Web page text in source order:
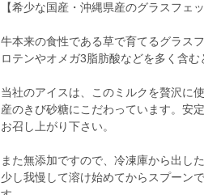
【希少な国産・沖縄県産のグラスフェ
牛本来の食性である草で育てるグラス
ロテンやオメガ3脂肪酸などを多く含む
当社のアイスは、このミルクを贅沢に
産のきび砂糖にこだわっています。安
お召し上がり下さい。
また無添加ですので、冷凍庫から出し
少し我慢して溶け始めてからスプーン